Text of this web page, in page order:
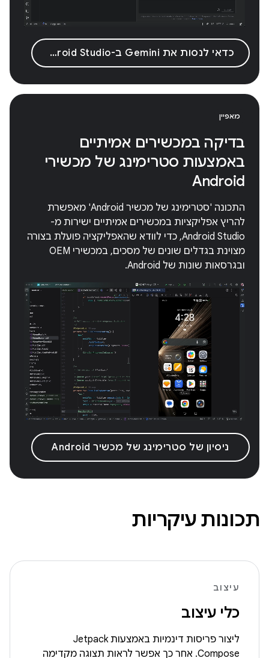
כדאי לנסות את Gemini ב-Android Studio
מאפיין
בדיקה במכשירים אמיתיים
באמצעות סטרימינג של מכשירי
Android
התכונה 'סטרימינג של מכשיר Android' מאפשרת
להריץ אפליקציות במכשירים אמיתיים ישירות מ-
Android Studio, כדי לוודא שהאפליקציה פועלת בצורה
מצוינת בגדלים שונים של מסכים, במכשירי OEM
ובגרסאות שונות של Android.
ניסיון של סטרימינג של מכשיר Android
תכונות עיקריות
עיצוב
כלי עיצוב
ליצור פריסות דינמיות באמצעות Jetpack
Compose. אחר כך אפשר לראות תצוגה מקדימה